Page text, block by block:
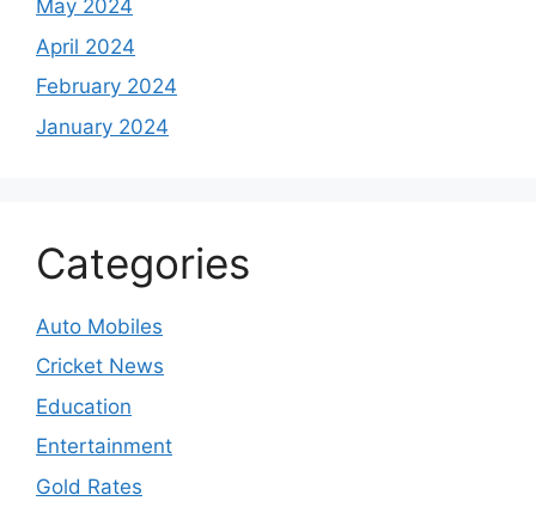
May 2024
April 2024
February 2024
January 2024
Categories
Auto Mobiles
Cricket News
Education
Entertainment
Gold Rates